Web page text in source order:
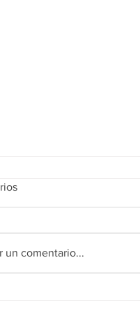
de octubre
un comentario...